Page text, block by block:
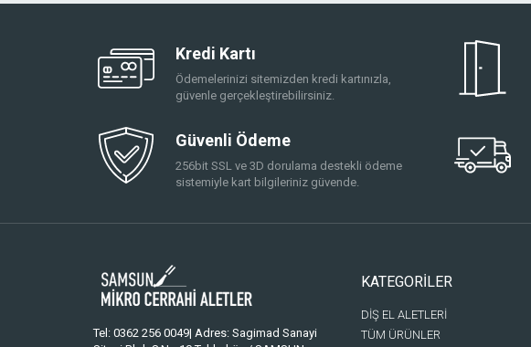
Kredi Kartı
Ödemelerinizi sitemizden kredi kartınızla,
güvenle gerçekleştirebilirsiniz.
Güvenli Ödeme
256bit SSL ve 3D dorulama destekli ödeme
sistemiyle kart bilgileriniz güvende.
Tel: 0362 256 0049| Adres: Sagimad Sanayi
KATEGORİLER
DİŞ EL ALETLERİ
TÜM ÜRÜNLER